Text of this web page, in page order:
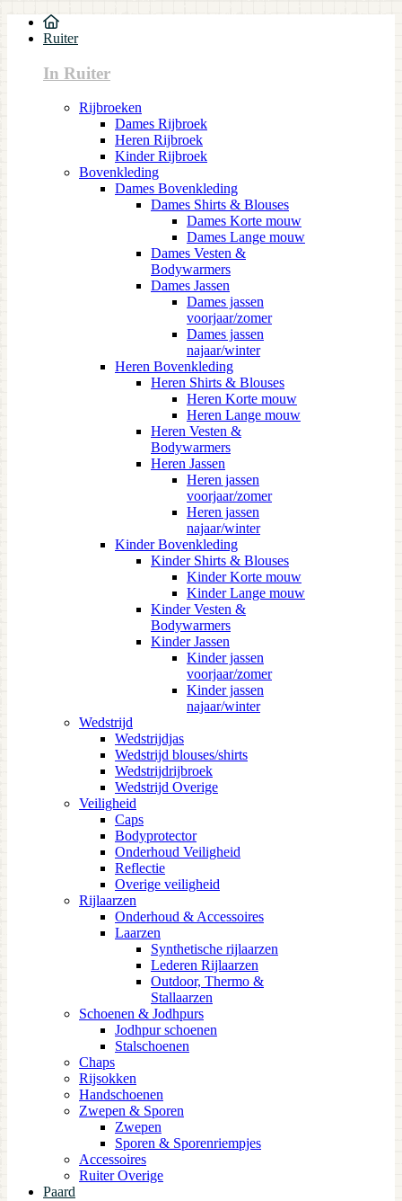
Ruiter
In Ruiter
Rijbroeken
Dames Rijbroek
Heren Rijbroek
Kinder Rijbroek
Bovenkleding
Dames Bovenkleding
Dames Shirts & Blouses
Dames Korte mouw
Dames Lange mouw
Dames Vesten &
Bodywarmers
Dames Jassen
Dames jassen
voorjaar/zomer
Dames jassen
najaar/winter
Heren Bovenkleding
Heren Shirts & Blouses
Heren Korte mouw
Heren Lange mouw
Heren Vesten &
Bodywarmers
Heren Jassen
Heren jassen
voorjaar/zomer
Heren jassen
najaar/winter
Kinder Bovenkleding
Kinder Shirts & Blouses
Kinder Korte mouw
Kinder Lange mouw
Kinder Vesten &
Bodywarmers
Kinder Jassen
Kinder jassen
voorjaar/zomer
Kinder jassen
najaar/winter
Wedstrijd
Wedstrijdjas
Wedstrijd blouses/shirts
Wedstrijdrijbroek
Wedstrijd Overige
Veiligheid
Caps
Bodyprotector
Onderhoud Veiligheid
Reflectie
Overige veiligheid
Rijlaarzen
Onderhoud & Accessoires
Laarzen
Synthetische rijlaarzen
Lederen Rijlaarzen
Outdoor, Thermo &
Stallaarzen
Schoenen & Jodhpurs
Jodhpur schoenen
Stalschoenen
Chaps
Rijsokken
Handschoenen
Zwepen & Sporen
Zwepen
Sporen & Sporenriempjes
Accessoires
Ruiter Overige
Paard